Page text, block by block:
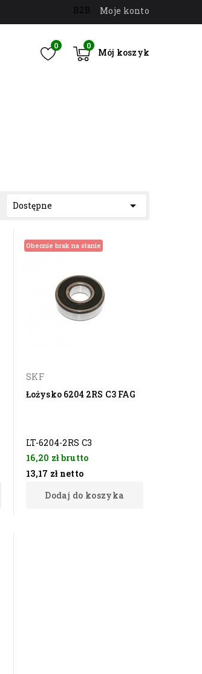
B2B Moje konto
0
Mój koszyk
0
Dostępne 
Obecnie brak na stanie
SKF
Łożysko 6204 2RS C3 FAG
LT-6204-2RS C3
16,20 złbrutto
13,17 zł netto
Dodaj do koszyka